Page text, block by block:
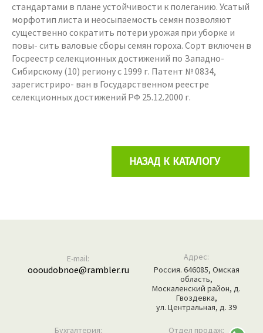
стандартами в плане устойчивости к полеганию. Усатый
морфотип листа и неосыпаемость семян позволяют
существенно сократить потери урожая при уборке и
повы- сить валовые сборы семян гороха. Сорт включен в
Госреестр селекционных достижений по Западно-
Сибирскому (10) региону с 1999 г. Патент № 0834,
зарегистриро- ван в Государственном реестре
селекционных достижений РФ 25.12.2000 г.
НАЗАД К КАТАЛОГУ
E-mail:
oooudobnoe@rambler.ru
Адрес:
Россия. 646085, Омская
область,
Москаленский район, д.
Гвоздевка,
ул. Центральная, д. 39
Бухгалтерия: Отдел продаж: